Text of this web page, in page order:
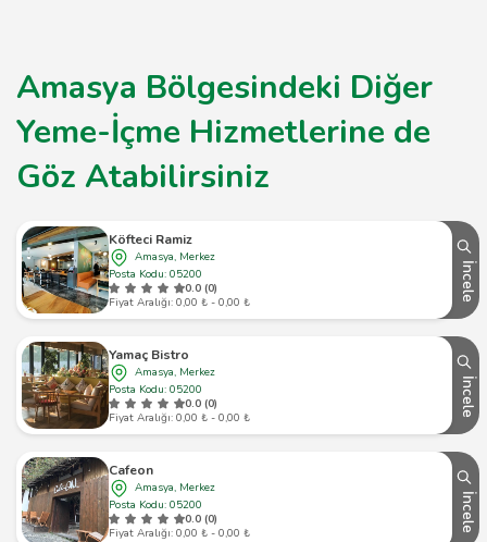
Amasya Bölgesindeki Diğer
Yeme-İçme Hizmetlerine de
Göz Atabilirsiniz
Köfteci Ramiz
Amasya, Merkez
Posta Kodu: 05200
0.0 (0)
Fiyat Aralığı: 0,00 ₺ - 0,00 ₺
İncele
Yamaç Bistro
Amasya, Merkez
Posta Kodu: 05200
0.0 (0)
Fiyat Aralığı: 0,00 ₺ - 0,00 ₺
İncele
Cafeon
Amasya, Merkez
Posta Kodu: 05200
0.0 (0)
Fiyat Aralığı: 0,00 ₺ - 0,00 ₺
İncele